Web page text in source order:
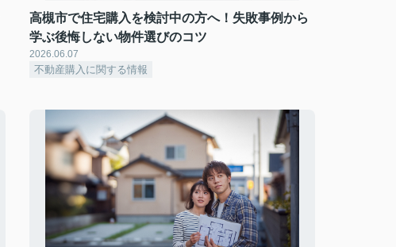
高槻市で住宅購入を検討中の方へ！失敗事例から
学ぶ後悔しない物件選びのコツ
2026.06.07
不動産購入に関する情報